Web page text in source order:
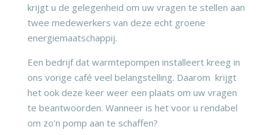
krijgt u de gelegenheid om uw vragen te stellen aan
twee medewerkers van deze echt groene
energiemaatschappij.
Een bedrijf dat warmtepompen installeert kreeg in
ons vorige café veel belangstelling. Daarom krijgt
het ook deze keer weer een plaats om uw vragen
te beantwoorden. Wanneer is het voor u rendabel
om zo’n pomp aan te schaffen?